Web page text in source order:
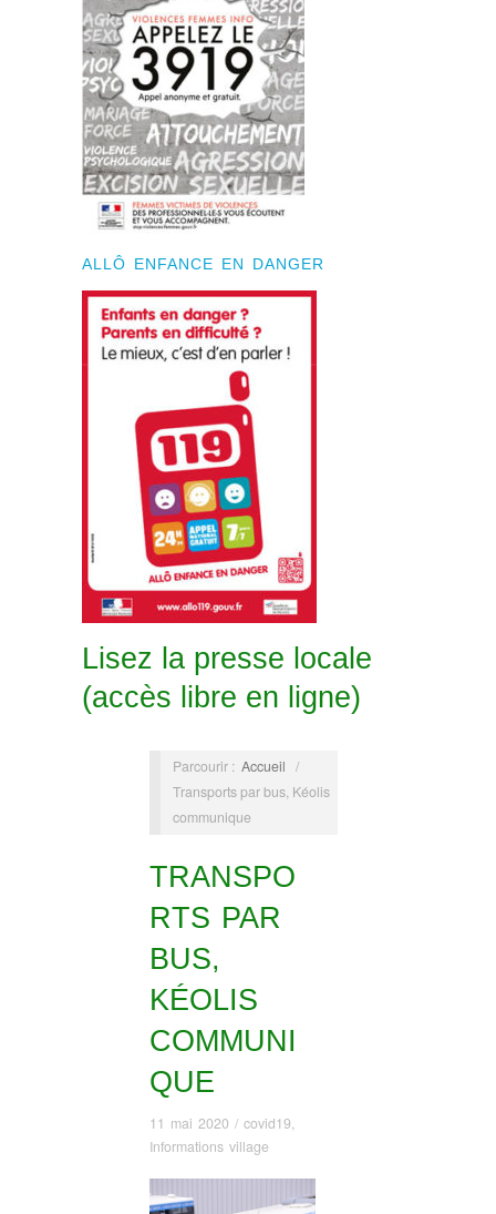
ALLÔ ENFANCE EN DANGER
Lisez la presse locale
(accès libre en ligne)
Parcourir : Accueil /
Transports par bus, Kéolis
communique
TRANSPO
RTS PAR
BUS,
KÉOLIS
COMMUNI
QUE
11 mai 2020 / covid19,
Informations village